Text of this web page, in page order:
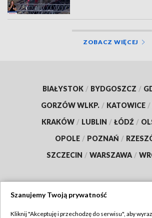
ZOBACZ WIĘCEJ
BIAŁYSTOK / BYDGOSZCZ /
GORZÓW WLKP. / KATOWICE /
KRAKÓW / LUBLIN / ŁÓDŹ /
OPOLE / POZNAŃ /
SZCZECIN / WARSZAWA /
Szanujemy Twoją prywatność
Kliknij "Akceptuję i przechodzę do serwisu", aby